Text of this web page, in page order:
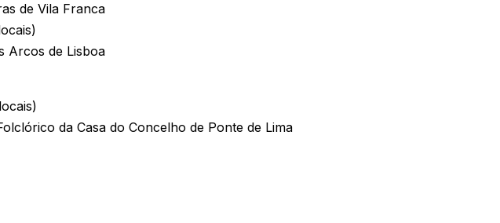
de Vila Franca
Arcos de Lisboa
da Casa do Concelho de Ponte de Lima